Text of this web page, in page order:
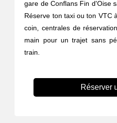
gare de Conflans Fin d'Oise
Réserve ton taxi ou ton VTC
coin, centrales de
main pour un trajet sans
train.
Réserver